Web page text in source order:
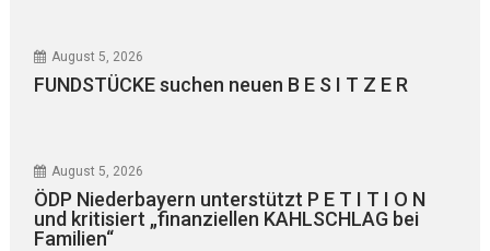
August 5, 2026
FUNDSTÜCKE suchen neuen B E S I T Z E R
August 5, 2026
ÖDP Niederbayern unterstützt P E T I T I O N
und kritisiert „finanziellen KAHLSCHLAG bei
Familien“